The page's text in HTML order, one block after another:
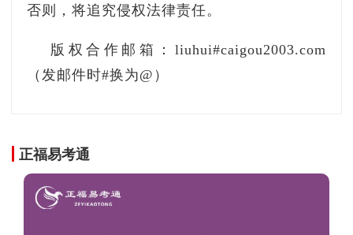
否则，将追究侵权法律责任。
版权合作邮箱：liuhui#caigou2003.com
（发邮件时#换为@）
正福易考通